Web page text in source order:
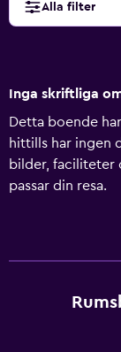
Alla filter
Inga skriftliga
Detta boende
hittills har ingen
bilder, faciliteter
passar din resa.